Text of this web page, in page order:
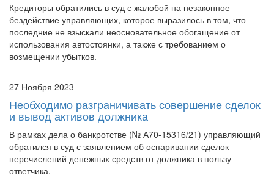
Кредиторы обратились в суд с жалобой на незаконное
бездействие управляющих, которое выразилось в том, что
последние не взыскали неосновательное обогащение от
использования автостоянки, а также с требованием о
возмещении убытков.
27 Ноября 2023
Необходимо разграничивать совершение сделок
и вывод активов должника
В рамках дела о банкротстве (№ А70-15316/21) управляющий
обратился в суд с заявлением об оспаривании сделок -
перечислений денежных средств от должника в пользу
ответчика.